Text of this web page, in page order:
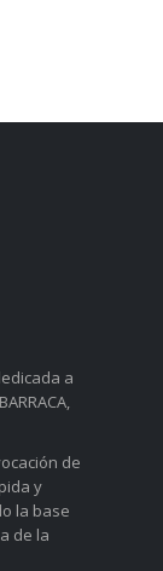
a
de
y
la base
de la